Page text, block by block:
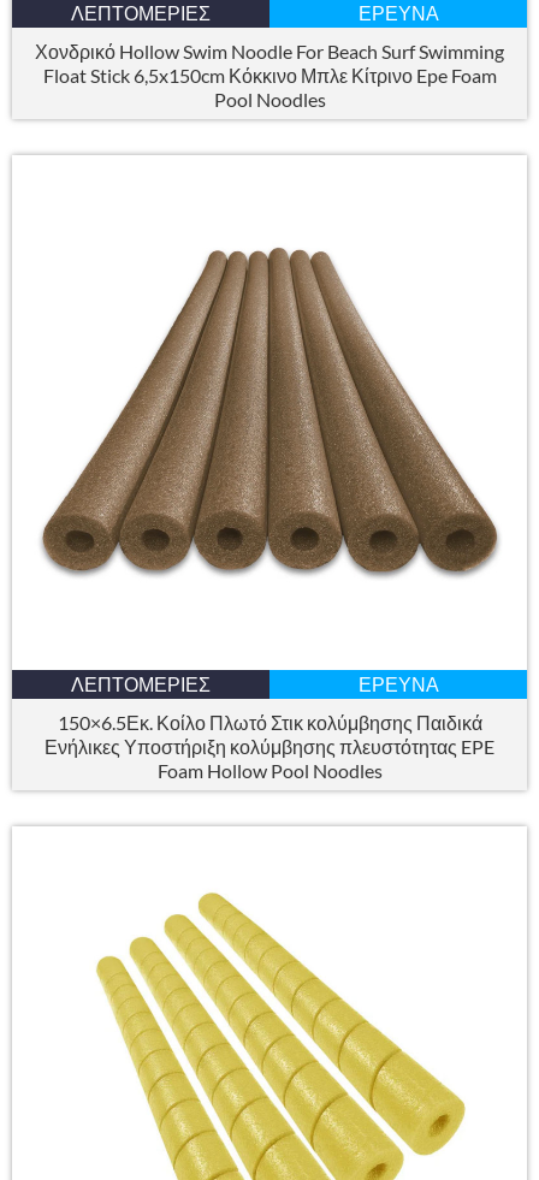
ΛΕΠΤΟΜΈΡΙΕΣ
ΈΡΕΥΝΑ
Χονδρικό Hollow Swim Noodle For Beach Surf Swimming
Float Stick 6,5x150cm Κόκκινο Μπλε Κίτρινο Epe Foam
Pool Noodles
ΛΕΠΤΟΜΈΡΙΕΣ
ΈΡΕΥΝΑ
150×6.5Εκ. Κοίλο Πλωτό Στικ κολύμβησης Παιδικά
Ενήλικες Υποστήριξη κολύμβησης πλευστότητας EPE
Foam Hollow Pool Noodles